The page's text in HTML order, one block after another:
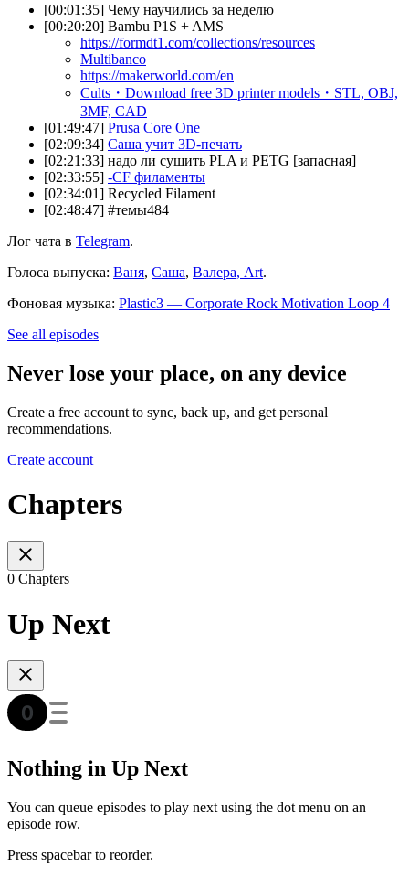
[00:01:35] Чему научились за неделю
[00:20:20] Bambu P1S + AMS
https://formdt1.com/collections/resources
Multibanco
https://makerworld.com/en
Cults・Download free 3D printer models・STL, OBJ,
3MF, CAD
[01:49:47] Prusa Core One
[02:09:34] Саша учит 3D-печать
[02:21:33] надо ли сушить PLA и PETG [запасная]
[02:33:55] -CF филаменты
[02:34:01] Recycled Filament
[02:48:47] #темы484
Лог чата в Telegram.
Голоса выпуска: Ваня, Саша, Валера, Art.
Фоновая музыка: Plastic3 — Corporate Rock Motivation Loop 4
See all episodes
Never lose your place, on any device
Create a free account to sync, back up, and get personal
recommendations.
Create account
Chapters
0 Chapters
Up Next
Nothing in Up Next
You can queue episodes to play next using the dot menu on an
episode row.
Press spacebar to reorder.